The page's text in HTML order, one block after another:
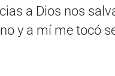
a Dios nos
y a mí me tocó